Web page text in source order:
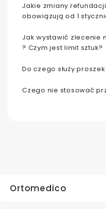
Jakie zmiany
obowiązują od 1
Jak wystawić zlecenie
? Czym jest limit sztuk?
Do czego służy
Czego nie stosować
Ortomedico